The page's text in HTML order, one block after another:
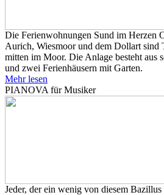
Die Ferienwohnungen Sund im Herzen
Aurich, Wiesmoor und dem Dollart sind
mitten im Moor. Die Anlage besteht aus
und zwei Ferienhäusern mit Garten.
Mehr lesen
PIANOVA für Musiker
Jeder, der ein wenig von diesem